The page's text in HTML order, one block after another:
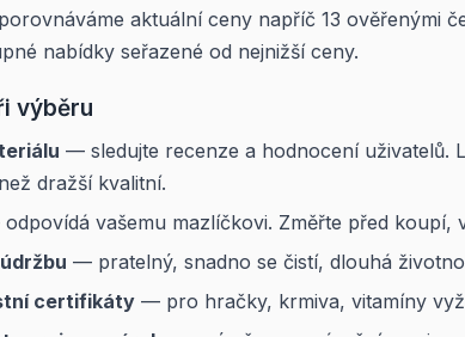
aktuální ceny napříč 13 ověřenými
nabídky seřazené od nejnižší ceny.
výběru
— sledujte recenze a hodnocení uživatelů.
dražší kvalitní.
vašemu mazlíčkovi. Změřte před koupí,
— pratelný, snadno se čistí, dlouhá
certifikáty — pro hračky, krmiva, vitamíny